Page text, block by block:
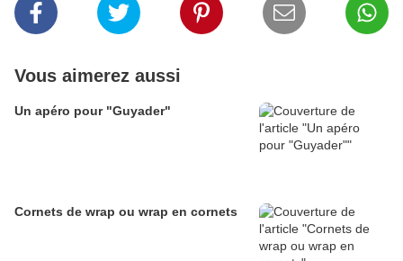
Vous aimerez aussi
Un apéro pour "Guyader"
Cornets de wrap ou wrap en cornets